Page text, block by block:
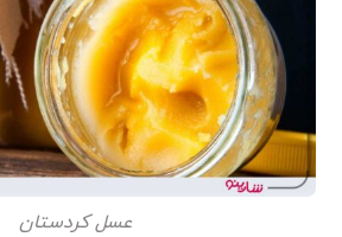
عسل کردستان